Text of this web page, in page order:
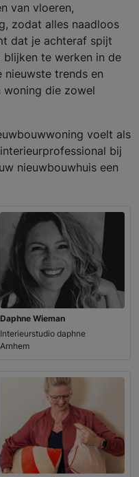
van vloeren,
zodat alles naadloos
dat je achteraf spijt
te werken in de
nieuwste trends en
woning die zowel
voelt als
bij
nieuwbouwhuis een
Daphne Wieman
Interieurstudio daphne
Arnhem